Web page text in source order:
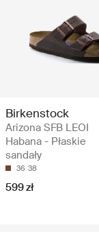
Birkenstock
Arizona SFB LEOI
Habana - Płaskie
sandały
36 38
599 zł